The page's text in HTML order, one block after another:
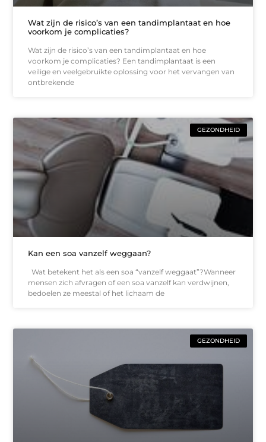
Wat zijn de risico’s van een tandimplantaat en hoe
voorkom je complicaties?
Wat zijn de risico’s van een tandimplantaat en hoe
voorkom je complicaties? Een tandimplantaat is een
veilige en veelgebruikte oplossing voor het vervangen van
ontbrekende
GEZONDHEID
Kan een soa vanzelf weggaan?
Wat betekent het als een soa “vanzelf weggaat”?Wanneer
mensen zich afvragen of een soa vanzelf kan verdwijnen,
bedoelen ze meestal of het lichaam de
GEZONDHEID